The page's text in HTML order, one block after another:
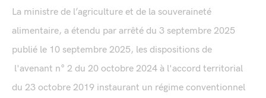
La ministre de l’agriculture et de la souveraineté
alimentaire, a étendu par arrêté du 3 septembre 2025
publié le 10 septembre 2025, les dispositions de
l'avenant n° 2 du 20 octobre 2024 à l'accord territorial
du 23 octobre 2019 instaurant un régime conventionnel